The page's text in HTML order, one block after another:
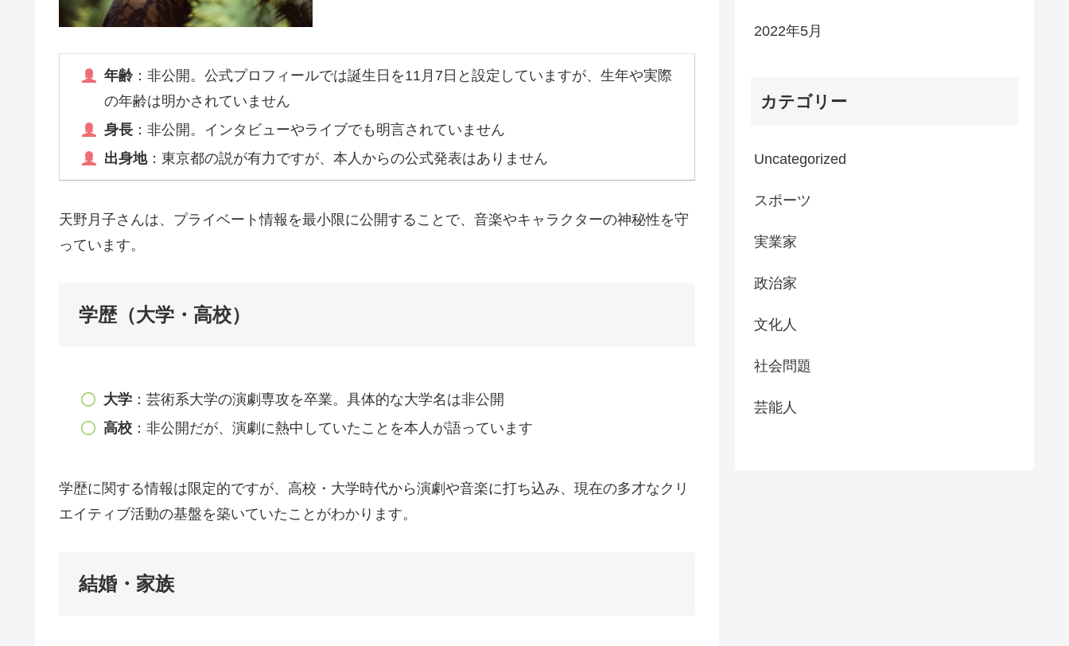
年齢：非公開。公式プロフィールでは誕生日を11月7日と設定していますが、生年や実際
の年齢は明かされていません
身長 ：非公開。インタビューやライブでも明言されていません
出身地：東京都の説が有力ですが、本人からの公式発表はありません
天野月子さんは、プライベート情報を最小限に公開することで、音楽やキャラクターの神秘性を守
っています。
学歴（大学・高校）
大学 ：芸術系大学の演劇専攻を卒業。具体的な大学名は非公開
高校 ：非公開だが、演劇に熱中していたことを本人が語っています
学歴に関する情報は限定的ですが、高校・大学時代から演劇や音楽に打ち込み、現在の多才なクリ
エイティブ活動の基盤を築いていたことがわかります。
結婚・家族
2022年5月
カテゴリー
Uncategorized
スポーツ
実業家
政治家
文化人
社会問題
芸能人